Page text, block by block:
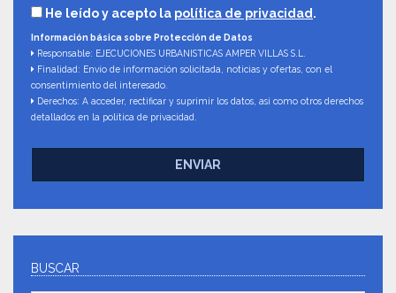
He leído y acepto la política de privacidad .
Información básica sobre Protección de Datos
Responsable: EJECUCIONES URBANISTICAS AMPER VILLAS S.L.
Finalidad: Envío de información solicitada, noticias y ofertas, con el
consentimiento del interesado.
Derechos: A acceder, rectificar y suprimir los datos, así como otros derechos
detallados en la política de privacidad.
ENVIAR
BUSCAR